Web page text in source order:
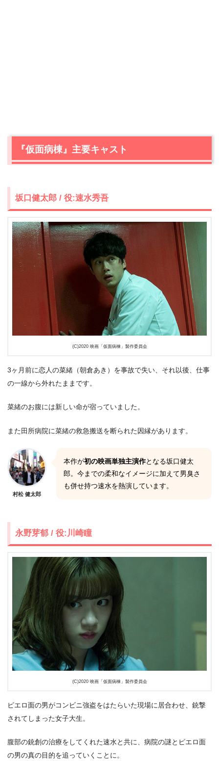
『仮面病棟』主要キャスト
坂口健太郎 / 役:速水秀吾
(C)2020 映画「仮面病棟」製作委員会
3ヶ月前に恋人の菜緒（朝倉あき）を事故で失い、それ以後、仕事
の一線から外れたままです。
菜緒のお腹には新しい命が宿っていました。
また田所病院に菜緒の救急搬送を断られた因縁があります。
村松 健太郎
本作が初の映画単独主演作となる坂口健太
郎。今までの柔和なイメージに加えて男臭さ
も併せ持つ速水を熱演しています。
永野芽郁 / 役:川崎瞳
(C)2020 映画「仮面病棟」製作委員会
ピエロ面の男がコンビニ強盗をはたらいた現場に居合わせ、銃撃
されてしまった女子大生。
腹部の銃創の治療をしてくれた速水と共に、病院の謎とピエロ面
の男の真の目的を追っていくことに。